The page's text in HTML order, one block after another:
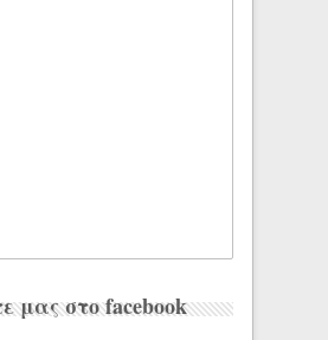
μας στο facebook